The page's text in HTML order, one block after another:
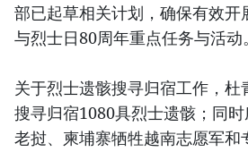
部已起草相关计划，确保有效开
与烈士日80周年重点任务与活动。
关于烈士遗骸搜寻归宿工作，
搜寻归宿1080具烈士遗骸；同
老挝、柬埔寨牺牲越南志愿军和